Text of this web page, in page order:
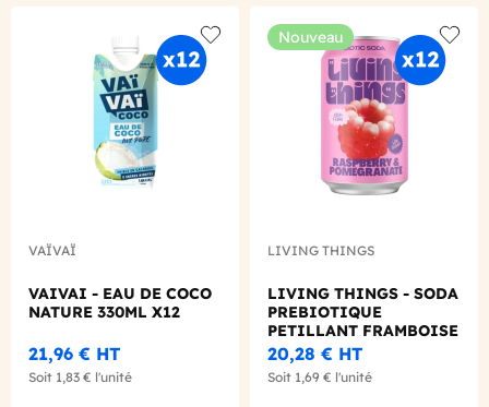
Add to wishlist
VAÏVAÏ
VAIVAI - EAU DE COCO
NATURE 330ML X12
21,96 € HT
Soit 1,83 € l'unité
Nouveau
Add
LIVING THINGS
LIVING THINGS - SODA
PREBIOTIQUE
PETILLANT FRAMBOISE
GRENADE 330ML X12
20,28 € HT
Soit 1,69 € l'unité